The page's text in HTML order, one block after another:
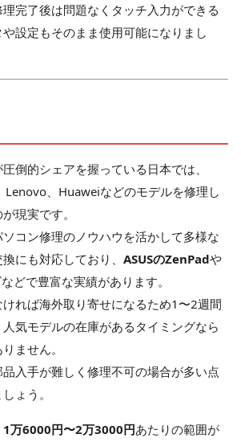
完了後は問題なくタッチ入力ができる
設定もそのまま使用可能になりまし
倒的シェアを握っている日本では、
Lenovo、Huaweiなどのモデルを修理し
現実です。
コン修理のノウハウを活かして多様な
にも対応しており、 ASUSのZenPadや
どで豊富な実績があります。
れば海外取り寄せになるため1〜2週間
気モデルの在庫があるタイミングなら
ません。
入手が難しく修理不可の場合が多い点
ょう。
1万6000円〜2万3000円あたりの範囲が